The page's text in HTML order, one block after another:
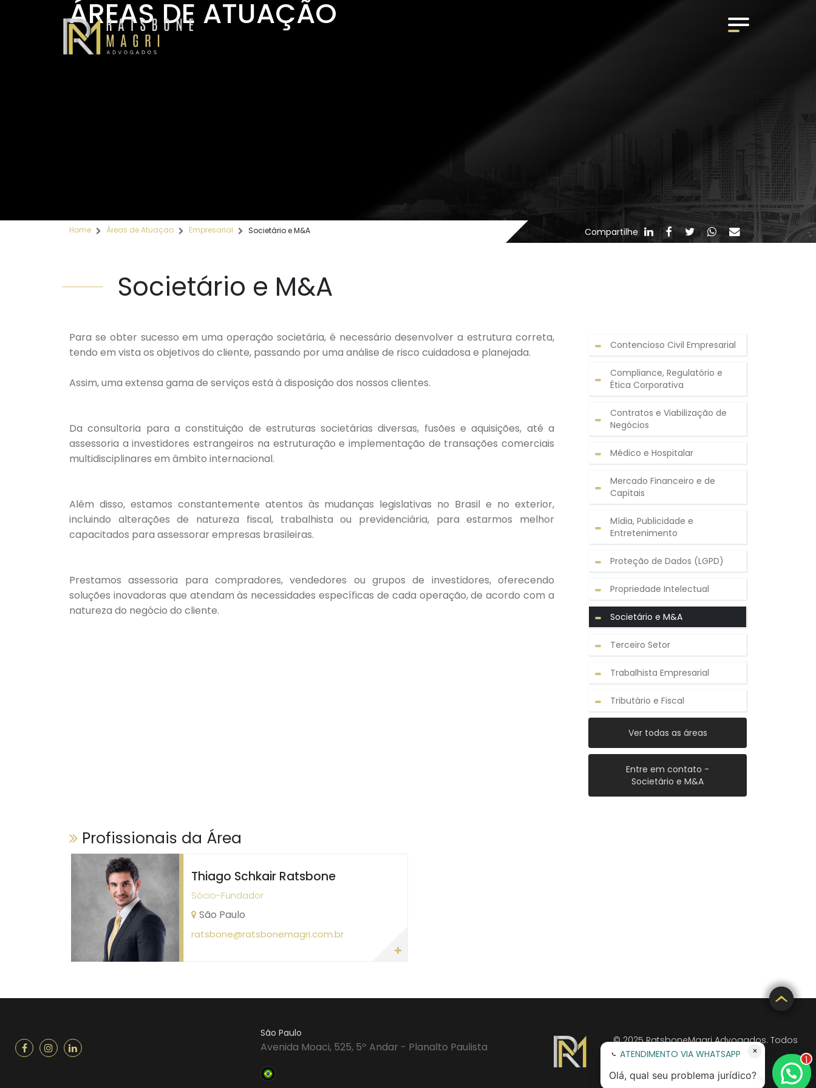
ÁREAS DE ATUAÇÃO
MÍDIA
ÁREAS DE ATUAÇÃO
Home Áreas de Atuaçao Empresarial Societário e M&A Compartilhe
Societário e M&A
Para se obter sucesso em uma operação societária, é necessário desenvolver a estrutura correta,
tendo em vista os objetivos do cliente, passando por uma análise de risco cuidadosa e planejada.
Assim, uma extensa gama de serviços está à disposição dos nossos clientes.
Da consultoria para a constituição de estruturas societárias diversas, fusões e aquisições, até a
assessoria a investidores estrangeiros na estruturação e implementação de transações comerciais
multidisciplinares em âmbito internacional.
Além disso, estamos constantemente atentos às mudanças legislativas no Brasil e no exterior,
incluindo alterações de natureza fiscal, trabalhista ou previdenciária, para estarmos melhor
capacitados para assessorar empresas brasileiras.
Prestamos assessoria para compradores, vendedores ou grupos de investidores, oferecendo
soluções inovadoras que atendam às necessidades específicas de cada operação, de acordo com a
natureza do negócio do cliente.
Contencioso Civil Empresarial
Compliance, Regulatório e
Ética Corporativa
Contratos e Viabilização de
Negócios
Médico e Hospitalar
Mercado Financeiro e de
Capitais
Mídia, Publicidade e
Entretenimento
Proteção de Dados (LGPD)
Propriedade Intelectual
Societário e M&A
Terceiro Setor
Trabalhista Empresarial
Tributário e Fiscal
Ver todas as áreas
Entre em contato -
Societário e M&A
Profissionais da Área
Thiago Schkair Ratsbone
Sócio-Fundador
São Paulo
ratsbone@ratsbonemagri.com.br
São Paulo
Avenida Moaci, 525, 5º Andar - Planalto Paulista
Brasil
© 2025 RatsboneMagri Advogados. Todos
os direitos reservados.
1
ATENDIMENTO VIA WHATSAPP ×
Olá, qual seu problema jurídico?